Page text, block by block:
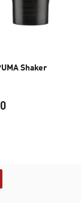
Shaker